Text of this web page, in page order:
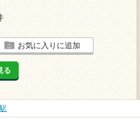
お気に入りに追加
る